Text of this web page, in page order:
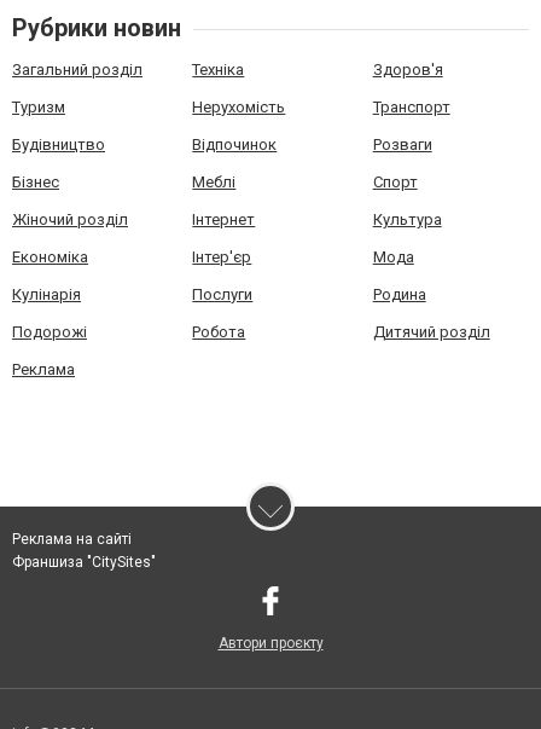
Рубрики новин
Загальний розділ Техніка Здоров'я
Туризм Нерухомість Транспорт
Будівництво Відпочинок Розваги
Бізнес Меблі Спорт
Жіночий розділ Інтернет Культура
Економіка Інтер'єр Мода
Кулінарія Послуги Родина
Подорожі Робота Дитячий розділ
Реклама
Реклама на сайті
Франшиза "CitySites"
Автори проєкту